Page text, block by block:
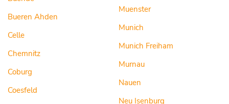
Bueren Ahden
Celle
Chemnitz
Coburg
Coesfeld
Muenster
Munich
Munich Freiham
Murnau
Nauen
Neu Isenburg